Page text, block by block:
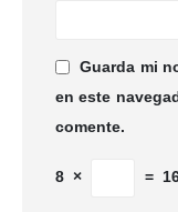
Guarda mi
en este
comente.
8 × =